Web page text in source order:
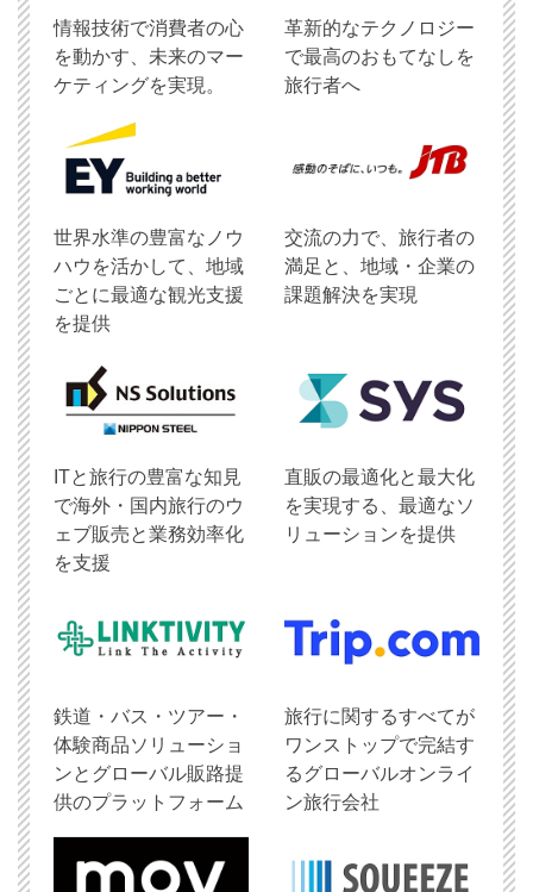
情報技術で消費者の心
を動かす、未来のマー
ケティングを実現。
革新的なテクノロジー
で最高のおもてなしを
旅行者へ
世界水準の豊富なノウ
ハウを活かして、地域
ごとに最適な観光支援
を提供
交流の力で、旅行者の
満足と、地域・企業の
課題解決を実現
ITと旅行の豊富な知見
で海外・国内旅行のウ
ェブ販売と業務効率化
を支援
直販の最適化と最大化
を実現する、最適なソ
リューションを提供
鉄道・バス・ツアー・
体験商品ソリューショ
ンとグローバル販路提
供のプラットフォーム
旅行に関するすべてが
ワンストップで完結す
るグローバルオンライ
ン旅行会社